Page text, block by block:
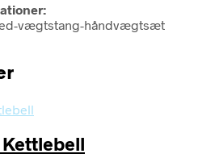
vægtstang-håndvægtsæt